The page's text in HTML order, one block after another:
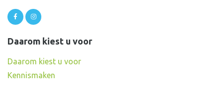
Daarom kiest u voor
Daarom kiest u voor
Kennismaken